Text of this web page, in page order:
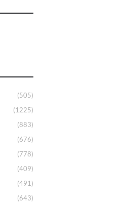
(505)
(1225)
(883)
(676)
(778)
(409)
(491)
(643)